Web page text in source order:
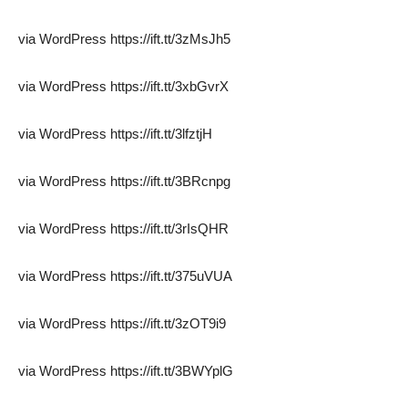
via WordPress https://ift.tt/3zMsJh5
via WordPress https://ift.tt/3xbGvrX
via WordPress https://ift.tt/3lfztjH
via WordPress https://ift.tt/3BRcnpg
via WordPress https://ift.tt/3rIsQHR
via WordPress https://ift.tt/375uVUA
via WordPress https://ift.tt/3zOT9i9
via WordPress https://ift.tt/3BWYplG